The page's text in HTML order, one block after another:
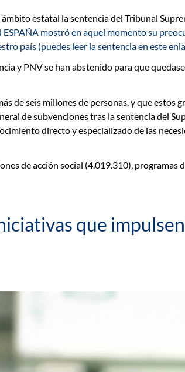
estatal la sentencia del Tribunal
mostró en aquel momento su
país (puedes leer la sentencia en este
y PNV se han abstenido para que
de seis millones de personas, y que estos
de subvenciones tras la sentencia del
directo y especializado de las
de acción social (4.019.310), programas
que